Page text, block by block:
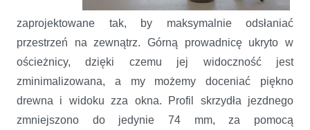
zaprojektowane tak, by maksymalnie odsłaniać
przestrzeń na zewnątrz. Górną prowadnicę ukryto w
ościeżnicy, dzięki czemu jej widoczność jest
zminimalizowana, a my możemy doceniać piękno
drewna i widoku zza okna. Profil skrzydła jezdnego
zmniejszono do jedynie 74 mm, za pomocą